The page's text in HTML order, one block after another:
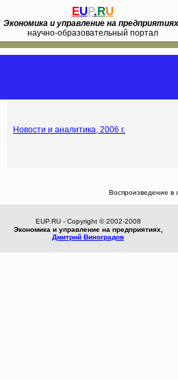
EUP.RU
Экономика и управление на
научно-образовательный портал
Новости и аналитика, 2006 г.
Воспроизведение в
EUP.RU - Copyright © 2002-2008
Экономика и управление на предприятиях,
Дмитрий Виноградов